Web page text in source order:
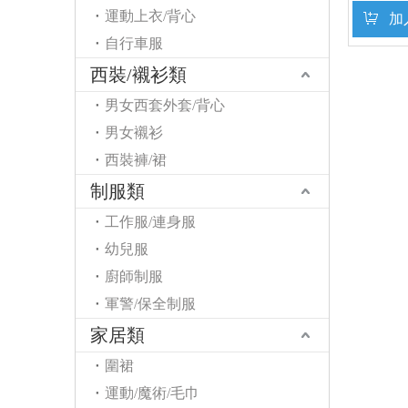
運動上衣/背心
自行車服
西裝/襯衫類
男女西套外套/背心
男女襯衫
西裝褲/裙
制服類
工作服/連身服
幼兒服
廚師制服
軍警/保全制服
家居類
圍裙
運動/魔術/毛巾
加